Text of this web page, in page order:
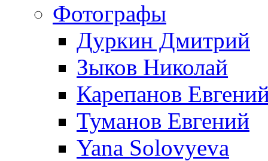
Фотографы
Дуркин Дмитрий
Зыков Николай
Карепанов
Туманов Евгений
Yana Solovyeva